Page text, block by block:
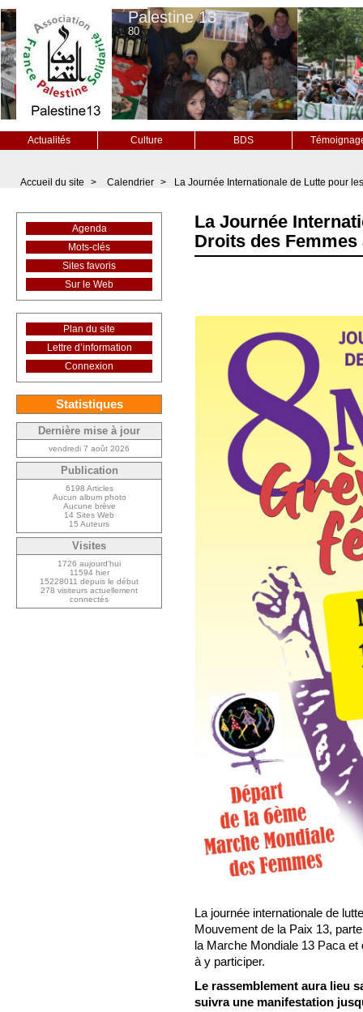
Palestine 13
80
Actualités Culture BDS
Accueil du site > Calendrier > La Journée Internationale de Lutte pour
La Journée
Droits des Femmes
La journée internationale de
Mouvement de la Paix 13,
la Marche Mondiale 13 Paca
à y participer.
Le rassemblement aura lieu
suivra une manifestation
Agenda
Mots-clés
Sites favoris
Sur le Web
Plan du site
Lettre d’information
Connexion
Statistiques
Dernière mise à jour
vendredi 7 août 2026
Publication
6198 Articles
Aucun album photo
Aucune brève
14 Sites Web
15 Auteurs
Visites
1726 aujourd’hui
11594 hier
15228011 depuis le début
278 visiteurs actuellement
connectés